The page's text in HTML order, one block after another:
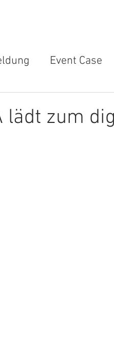
Event Case
lädt zum